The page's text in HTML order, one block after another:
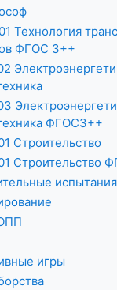
Технология
ФГОС 3++
ФГОС3++
Строительство
Строительство
испытания
игры